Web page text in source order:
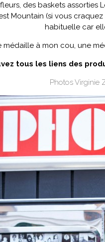
des baskets assorties
Mountain (si vous
habituelle car
médaille à mon cou, une
tous les liens des
Photos Virginie